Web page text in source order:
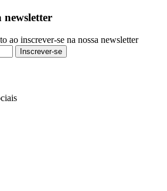
newsletter
ao inscrever-se na nossa newsletter
Inscrever-se